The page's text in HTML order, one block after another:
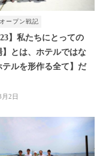
ープン戦記
】私たちにとっての
】とは、ホテルではな
テルを形作る全て】だ
2日